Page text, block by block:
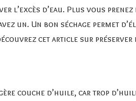
d’eau. Plus vous
un. Un bon séchage permet
cet article sur préserver
couche d’huile, car trop